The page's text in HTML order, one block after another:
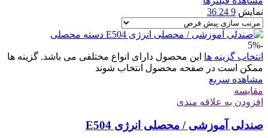
نمایش 9
24
36
-5%
انتخاب گزینه ها این محصول دارای انواع مختلفی می باشد. گزینه ها
ممکن است در صفحه محصول انتخاب شوند
مشاهده سریع
مقایسه
افزودن به علاقه مندی
صندلی آموزشی / محصلی انرژی E504